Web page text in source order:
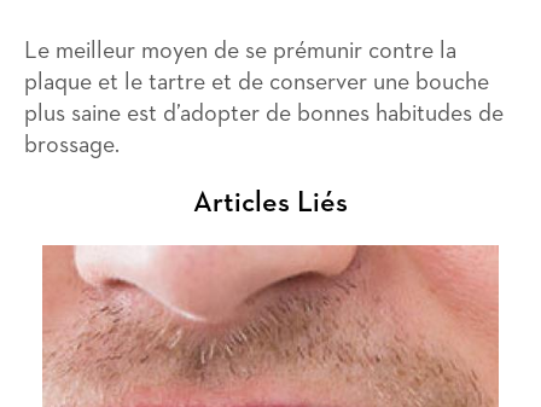
Le meilleur moyen de se prémunir contre la
plaque et le tartre et de conserver une bouche
plus saine est d’adopter de bonnes habitudes de
brossage.
Articles Liés